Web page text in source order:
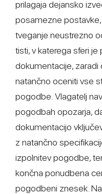
prilagaja dejansko
posamezne
tveganje neustrezno
tisti, v katerega sferi je
dokumentacije,
natančno oceniti vse
pogodbe. Vlagatelj
pogodbah opozarja,
dokumentacijo
z natančno
izpolnitev pogodbe,
končna ponudbena
pogodbeni znesek.